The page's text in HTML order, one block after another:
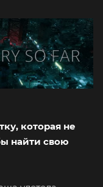
которая не
найти свою